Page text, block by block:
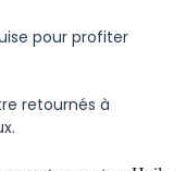
pour profiter
retournés à